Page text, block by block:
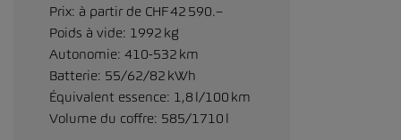
Prix: à partir de CHF 42 590.–
Poids à vide: 1992 kg
Autonomie: 410-532 km
Batterie: 55/62/82 kWh
Équivalent essence: 1,8 l/100 km
Volume du coffre: 585/1710 l